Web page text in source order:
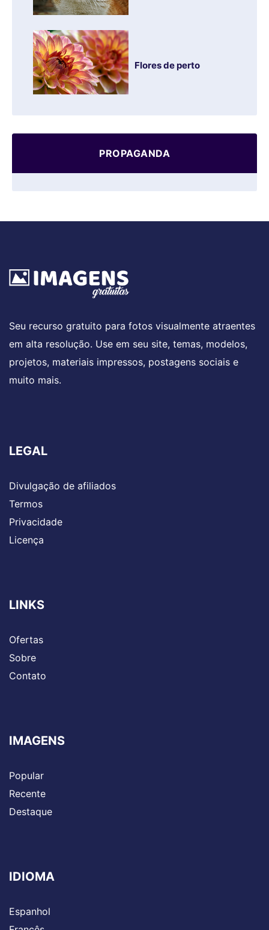
Flores de perto
PROPAGANDA
Seu recurso gratuito para fotos visualmente atraentes
em alta resolução. Use em seu site, temas, modelos,
projetos, materiais impressos, postagens sociais e
muito mais.
LEGAL
Divulgação de afiliados
Termos
Privacidade
Licença
LINKS
Ofertas
Sobre
Contato
IMAGENS
Popular
Recente
Destaque
IDIOMA
Espanhol